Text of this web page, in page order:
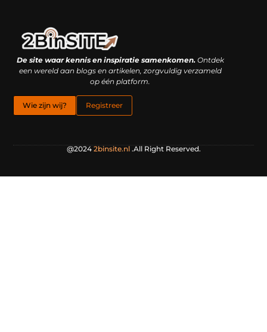
De site waar kennis en inspiratie samenkomen.Ontdek
een wereld aan blogs en artikelen, zorgvuldig verzameld
op één platform.
Wie zijn wij? Registreer
@2024 2binsite.nl.All Right Reserved.